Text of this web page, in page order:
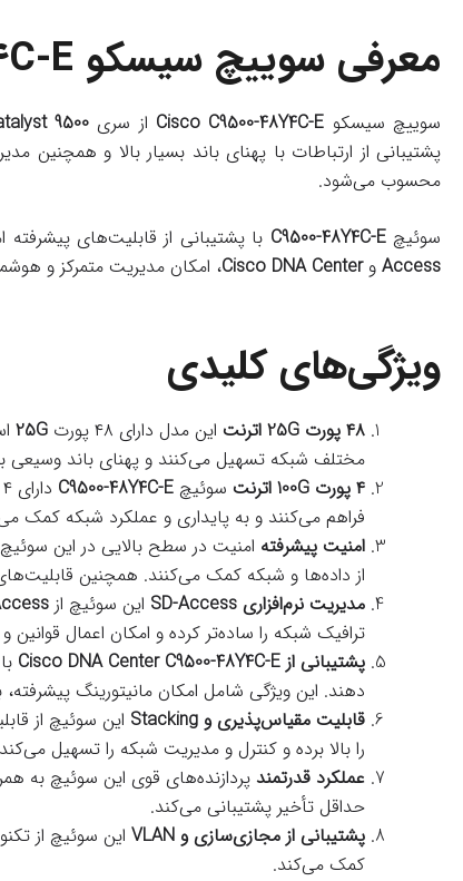
معرفی سوییچ سیسکو E
سوییچ سیسکو Cisco C9500-48Y4C-E از سری 9500
پشتیبانی از ارتباطات با پهنای باند بسیار بالا و همچنین
محسوب می‌شود.
سوئیچC9500-48Y4C-E با پشتیبانی از قابلیت‌های
Access وCisco DNA Center، امکان مدیریت متمرکز و
ویژگی‌های کلیدی
۴۸ پورت 25G اترنت این مدل دارای ۴۸ پورت 25G
مختلف شبکه تسهیل می‌کنند و پهنای باند وسیعی
۴ پورت 100G اترنت
سوئیچ C9500-48Y4C-E دارای ۴ پورت
فراهم می‌کنند و به پایداری و عملکرد شبکه کمک
امنیت پیشرفته امنیت در سطح بالایی در این
از داده‌ها و شبکه کمک می‌کنند. همچنین
مدیریت نرم‌افزاری SD-Access
این سوئیچ از
ترافیک شبکه را ساده‌تر کرده و امکان اعمال
پشتیبانی از Cisco DNA Center C9500-48Y4C-E
دهند. این ویژگی شامل امکان مانیتورینگ
قابلیت مقیاس‌پذیری و Stacking
این سوئیچ از
را بالا برده و کنترل و مدیریت شبکه را تسهیل
عملکرد قدرتمند پردازنده‌های قوی این سوئیچ به
حداقل تأخیر پشتیبانی می‌کند.
پشتیبانی از مجازی‌سازی و VLAN
این سوئیچ از
کمک می‌کند.